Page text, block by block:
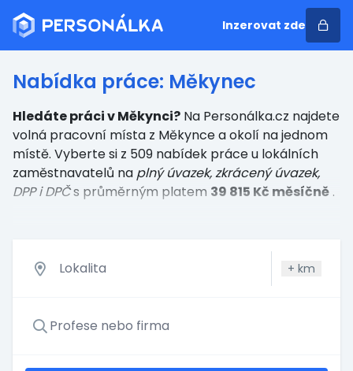
Inzerovat zde
Nabídka práce: Měkynec
Hledáte práci v Měkynci? Na Personálka.cz najdete
volná pracovní místa z Měkynce a okolí na jednom
místě. Vyberte si z 509 nabídek práce u lokálních
zaměstnavatelů na plný úvazek, zkrácený úvazek,
DPP i DPČs průměrným platem 39 815 Kč měsíčně .
+ km